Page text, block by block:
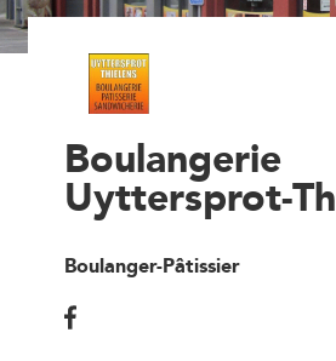
Boulangerie
Uyttersprot-
Boulanger-Pâtissier